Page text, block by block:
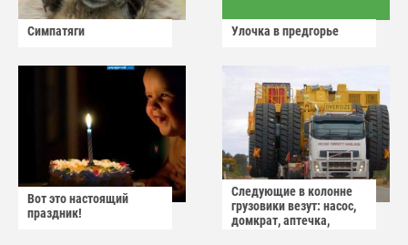
Симпатяги Улочка в предгорье
Вот это настоящий
праздник!
Следующие в колонне
грузовики везут: насос,
домкрат, аптечка,